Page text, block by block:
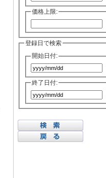
価格上限:
登録日で検索
開始日付:
終了日付: